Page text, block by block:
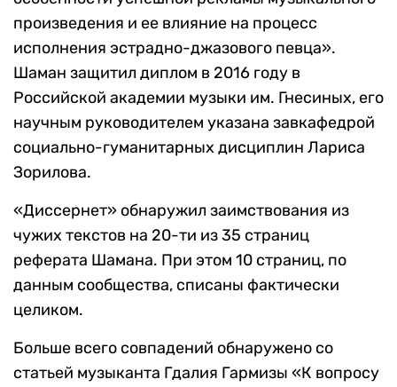
произведения и ее влияние на процесс
исполнения эстрадно-джазового певца».
Шаман защитил диплом в 2016 году в
Российской академии музыки им. Гнесиных, его
научным руководителем указана завкафедрой
социально-гуманитарных дисциплин Лариса
Зорилова.
«Диссернет» обнаружил заимствования из
чужих текстов на 20-ти из 35 страниц
реферата Шамана. При этом 10 страниц, по
данным сообщества, списаны фактически
целиком.
Больше всего совпадений обнаружено со
статьей музыканта Гдалия Гармизы «К вопросу